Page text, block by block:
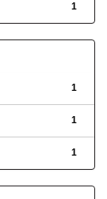
1
1
1
1